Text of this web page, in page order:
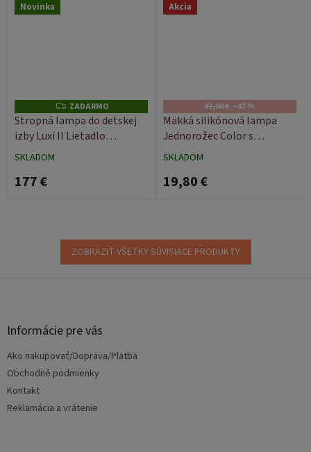
Novinka
Z
A
D
A
ZADARMO
Stropná lampa do detskej
izby Luxi II Lietadlo
drevená/šedá
SKLADOM
177 €
Akcia
37,90 € –47 %
Mäkká silikónová lampa
Jednorožec Color s
diaľkovým ovládaním
SKLADOM
19,80 €
ZOBRAZIŤ VŠETKY SÚVISIACE PRODUKTY
Informácie pre vás
Ako nakupovať/Doprava/Platba
Obchodné podmienky
Kontakt
Reklamácia a vrátenie